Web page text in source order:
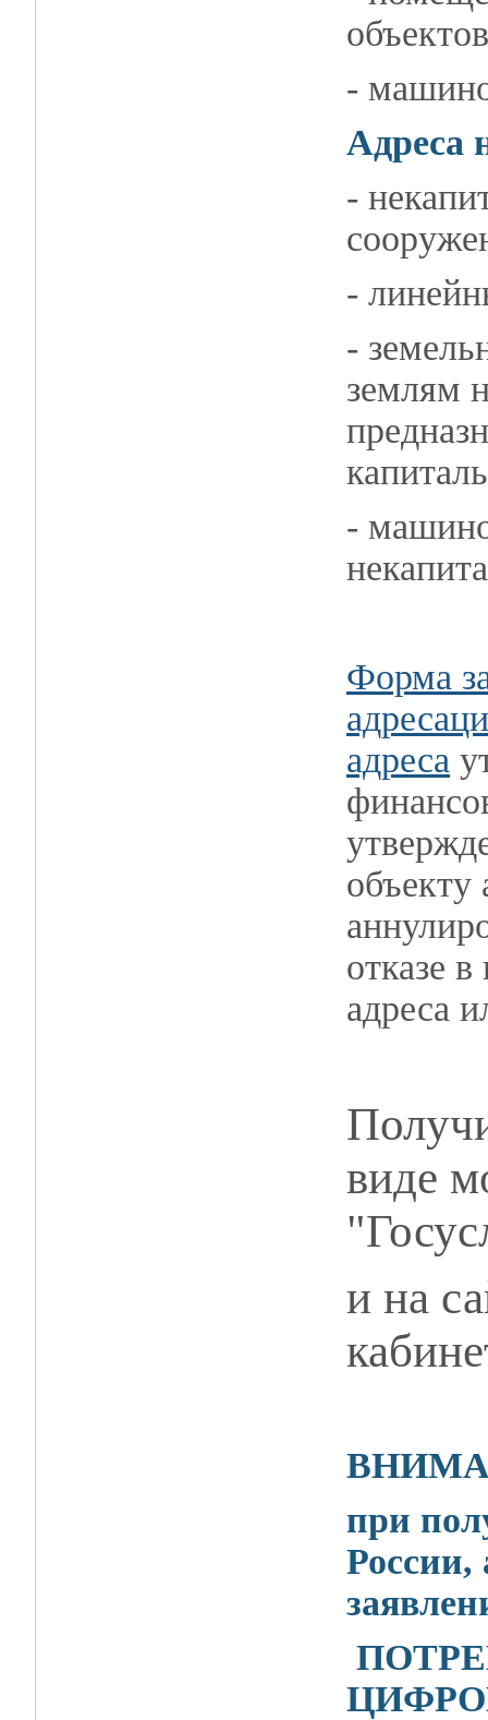
-
Адреса
-
-
-
землям
-
Форма
адреса
объекту
отказе
адреса
виде
и на
при
России,